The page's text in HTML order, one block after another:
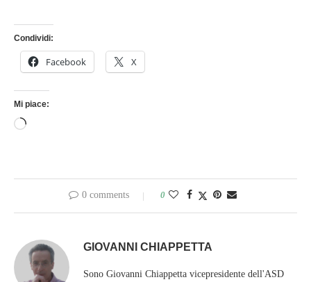
Condividi:
Facebook X
Mi piace:
0 comments 0
GIOVANNI CHIAPPETTA
Sono Giovanni Chiappetta vicepresidente dell'ASD